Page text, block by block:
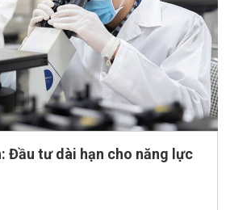
Đầu tư dài hạn cho năng lực